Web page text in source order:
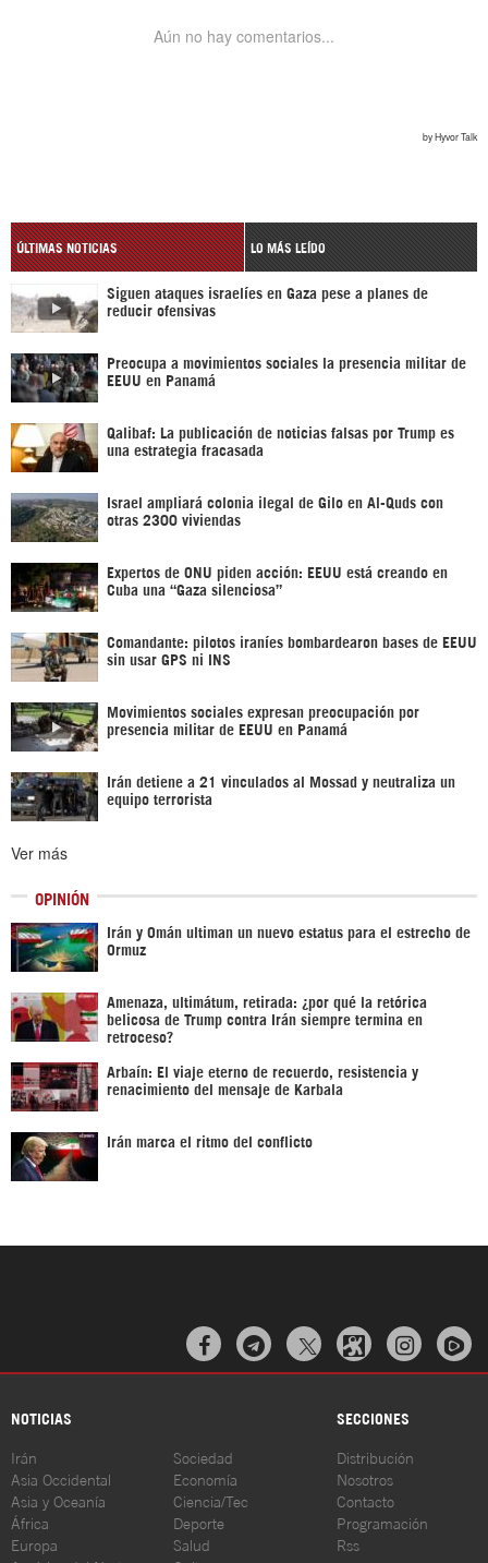
ÚLTIMAS NOTICIAS LO MÁS LEÍDO
Siguen ataques israelíes en Gaza pese a planes de
reducir ofensivas
Preocupa a movimientos sociales la presencia militar de
EEUU en Panamá
Qalibaf: La publicación de noticias falsas por Trump es
una estrategia fracasada
Israel ampliará colonia ilegal de Gilo en Al-Quds con
otras 2300 viviendas
Expertos de ONU piden acción: EEUU está creando en
Cuba una “Gaza silenciosa”
Comandante: pilotos iraníes bombardearon bases de EEUU
sin usar GPS ni INS
Movimientos sociales expresan preocupación por
presencia militar de EEUU en Panamá
Irán detiene a 21 vinculados al Mossad y neutraliza un
equipo terrorista
Ver más
OPINIÓN
Irán y Omán ultiman un nuevo estatus para el estrecho de
Ormuz
Amenaza, ultimátum, retirada: ¿por qué la retórica
belicosa de Trump contra Irán siempre termina en
retroceso?
Arbaín: El viaje eterno de recuerdo, resistencia y
renacimiento del mensaje de Karbala
Irán marca el ritmo del conflicto
  
NOTICIAS SECCIONES
Irán
Asia Occidental
Asia y Oceanía
África
Europa
Sociedad
Economía
Ciencia/Tec
Deporte
Salud
Distribución
Nosotros
Contacto
Programación
Rss